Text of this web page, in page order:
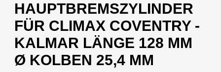
HAUPTBREMSZYLINDER
FÜR CLIMAX COVENTRY -
KALMAR LÄNGE 128 MM
Ø KOLBEN 25,4 MM